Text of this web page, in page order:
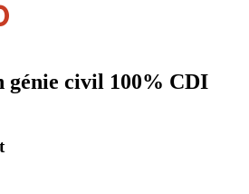
génie civil 100% CDI